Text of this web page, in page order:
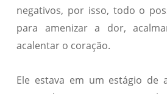
negativos, por isso, todo o
para amenizar a dor,
acalentar o coração.
Ele estava em um estágio de